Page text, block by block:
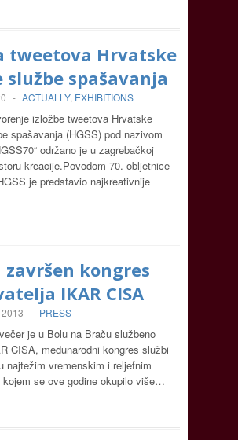
tweetova Hrvatske
službe spašavanja
- ACTUALLY, EXHIBITIONS
izložbe tweetova Hrvatske
spašavanja (HGSS) pod nazivom
održano je u zagrebačkoj
kreacije.Povodom 70. obljetnice
je predstavio najkreativnije
završen kongres
IKAR CISA
- PRESS
je u Bolu na Braču službeno
CISA, međunarodni kongres službi
najtežim vremenskim i reljefnim
kojem se ove godine okupilo više…